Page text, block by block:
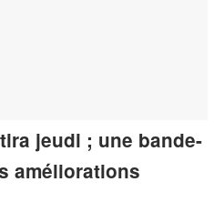
jeudi ; une bande-
améliorations